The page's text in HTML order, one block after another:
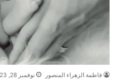
فاطمة الزهراء المنصور نوفمبر 28, 2023